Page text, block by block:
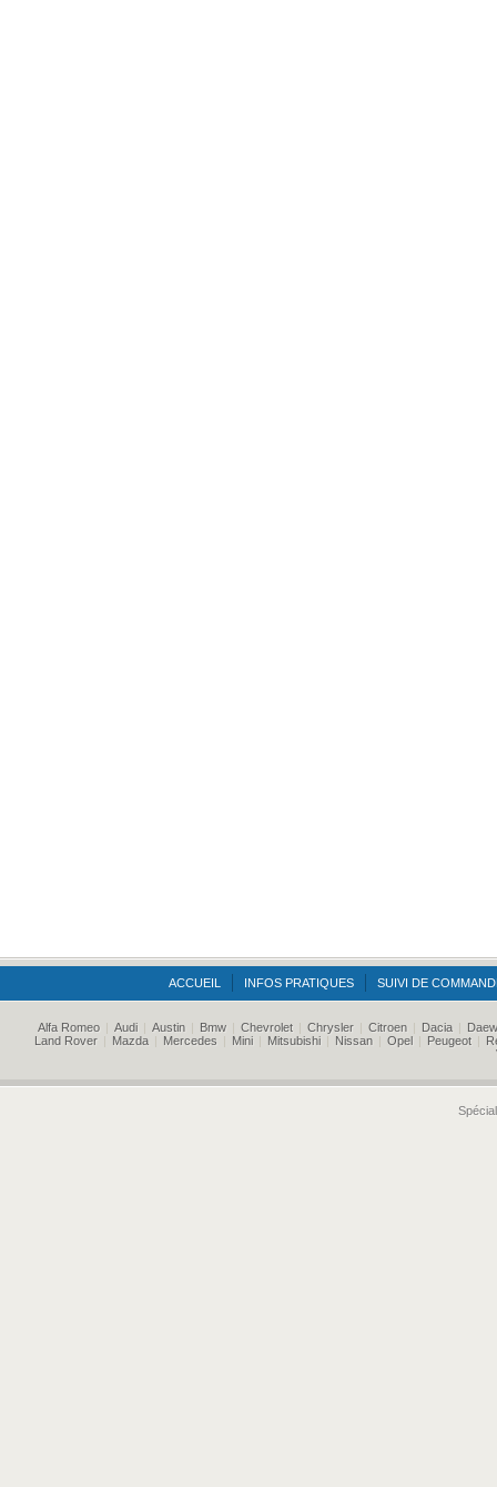
ACCUEIL INFOS PRATIQUES SUIVI DE
Alfa Romeo | Audi | Austin | Bmw | Chevrolet | Chrysler | Citroen | Dacia |
Land Rover | Mazda | Mercedes | Mini | Mitsubishi | Nissan | Opel | Peugeot |